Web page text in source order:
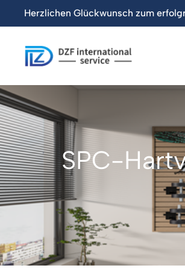
Website von DZF! 【Neu】
SPC-